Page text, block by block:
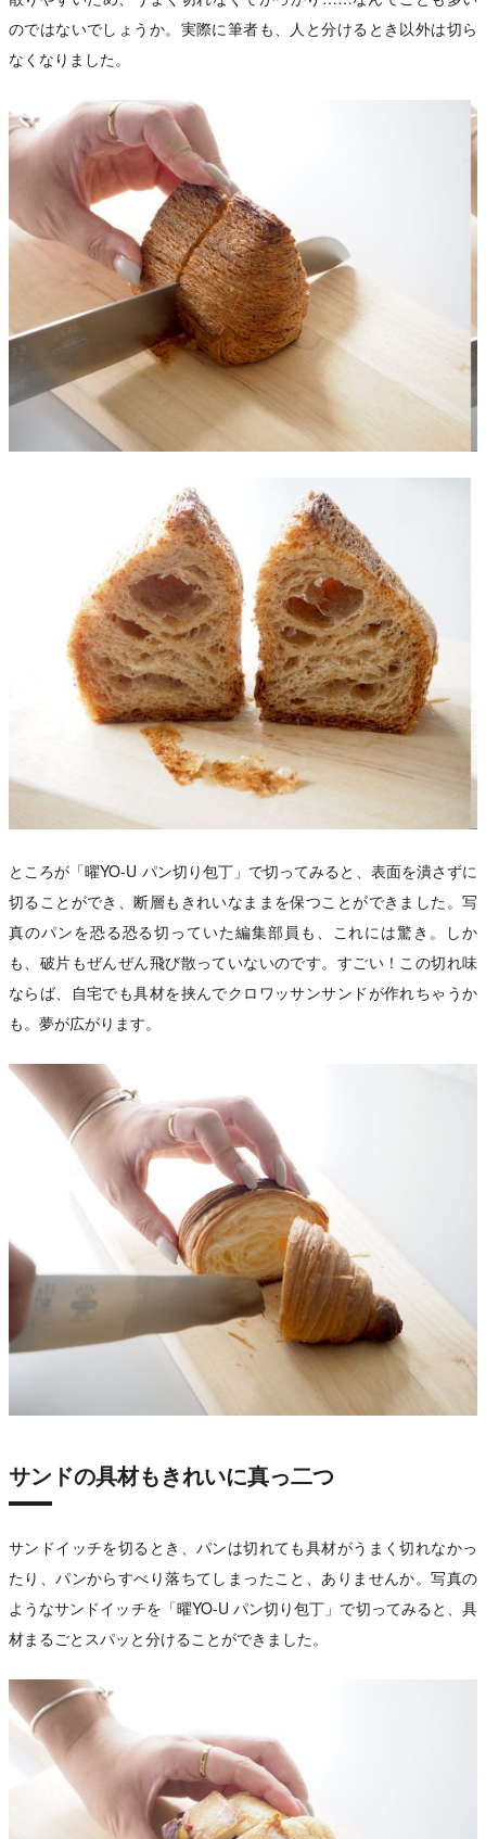
のではないでしょうか。実際に筆者も、人と分けるとき以外は切ら
なくなりました。
ところが「曜YO-U パン切り包丁」で切ってみると、表面を潰さずに
切ることができ、断層もきれいなままを保つことができました。写
真のパンを恐る恐る切っていた編集部員も、これには驚き。しか
も、破片もぜんぜん飛び散っていないのです。すごい！この切れ味
ならば、自宅でも具材を挟んでクロワッサンサンドが作れちゃうか
も。夢が広がります。
サンドの具材もきれいに真っ二つ
サンドイッチを切るとき、パンは切れても具材がうまく切れなかっ
たり、パンからすべり落ちてしまったこと、ありませんか。写真の
ようなサンドイッチを「曜YO-U パン切り包丁」で切ってみると、具
材まるごとスパッと分けることができました。